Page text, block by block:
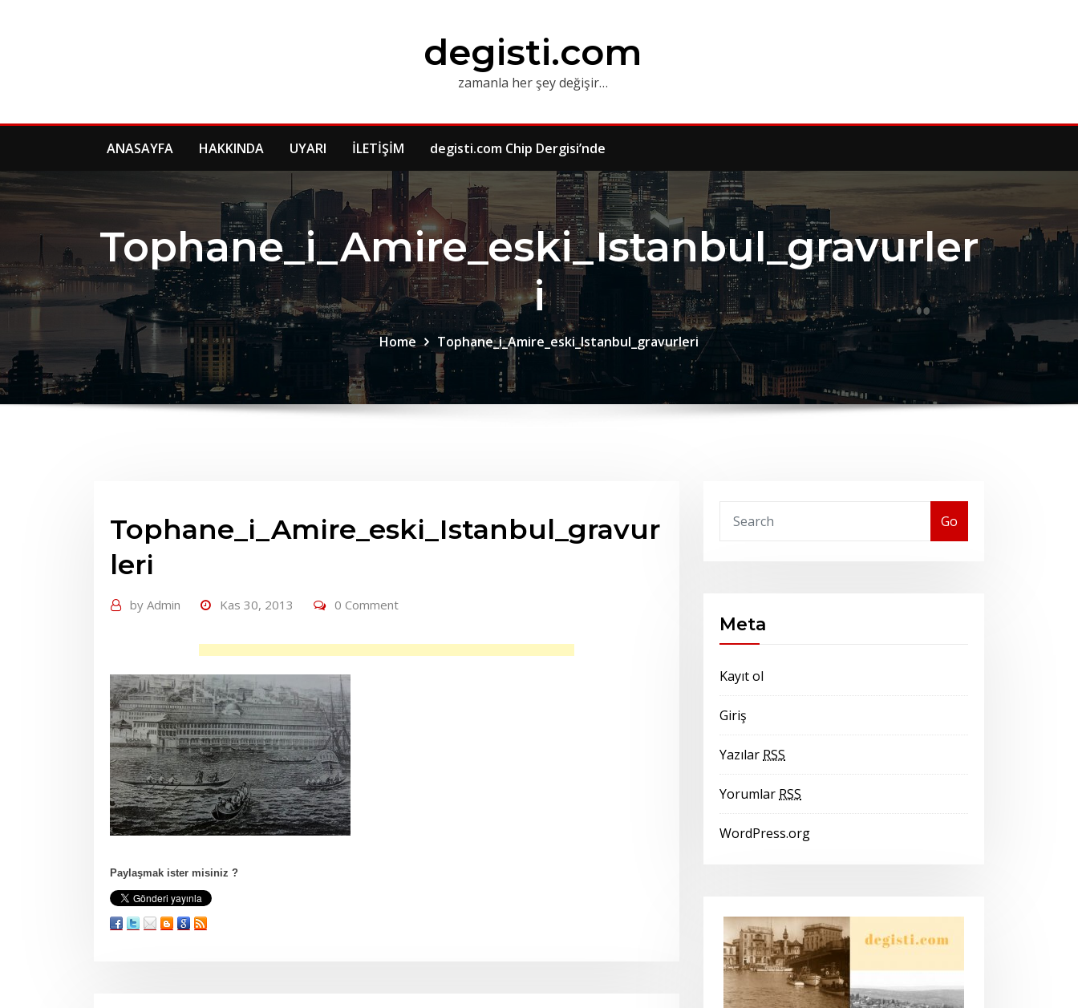
degisti.com
zamanla her şey değişir…
ANASAYFA HAKKINDA UYARI İLETİŞİM degisti.com Chip Dergisi’nde
Tophane_i_Amire_eski_Istanbul_gravurler
i
Home Tophane_i_Amire_eski_Istanbul_gravurleri
Tophane_i_Amire_eski_Istanbul_gravur
leri
by Admin Kas 30, 2013 0 Comment
Paylaşmak ister misiniz ?
Go
Meta
Kayıt ol
Giriş
Yazılar RSS
Yorumlar RSS
WordPress.org